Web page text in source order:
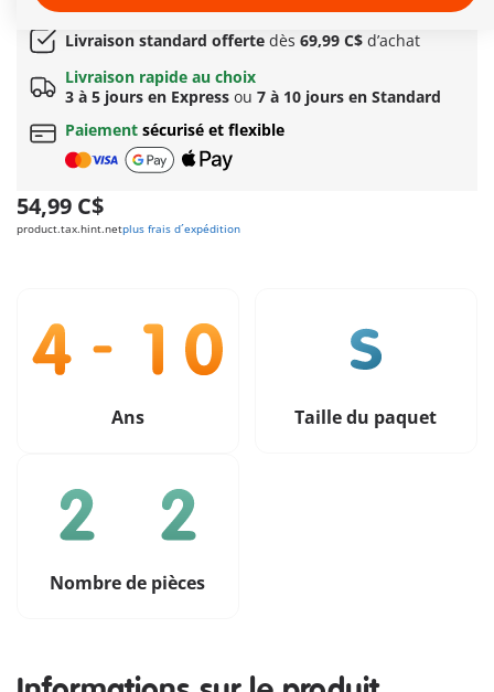
Cadeauincroyable offert dès 149C$ d’achat!
Livraison standard offerte dès 69,99 C$ d’achat
Livraison rapide au choix
3 à 5 jours en Express ou 7 à 10 jours en Standard
Paiement sécurisé et flexible
54,99 C$
product.tax.hint.netplus frais d´expédition
Ans Taille du paquet
Nombre de pièces